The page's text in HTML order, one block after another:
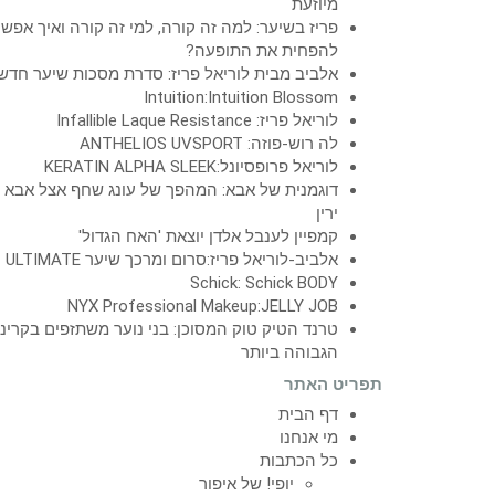
מיוזעת
פריז בשיער: למה זה קורה, למי זה קורה ואיך
להפחית את התופעה?
אלביב מבית לוריאל פריז: סדרת מסכות שיער
Intuition:Intuition Blossom
לוריאל פריז: Infallible Laque Resistance
לה רוש-פוזה: ANTHELIOS UVSPORT
לוריאל פרופסיונל:KERATIN ALPHA SLEEK
דוגמנית של אבא: המהפך של עונג שחף אצל אבא
ירין
קמפיין לענבל אלדן יוצאת 'האח הגדול'
אלביב-לוריאל פריז:סרום ומרכך שיער ULTIMATE
Schick: Schick BODY
NYX Professional Makeup:JELLY JOB
טרנד הטיק טוק המסוכן: בני נוער משתזפים
הגבוהה ביותר
תפריט האתר
דף הבית
מי אנחנו
כל הכתבות
יופי! של איפור